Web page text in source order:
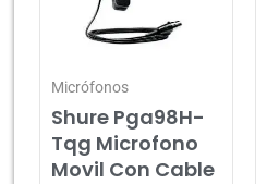
Micrófonos
Shure Pga98H-
Tqg Microfono
Movil Con Cable